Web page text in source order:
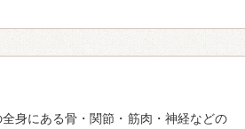
身にある骨・関節・筋肉・神経などの